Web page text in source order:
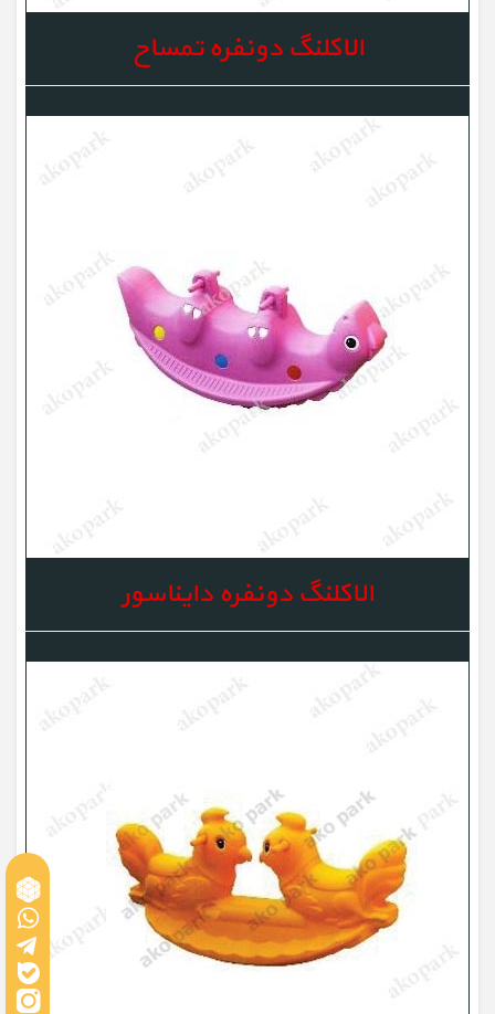
الاکلنگ دونفره تمساح
الاکلنگ دونفره دایناسور